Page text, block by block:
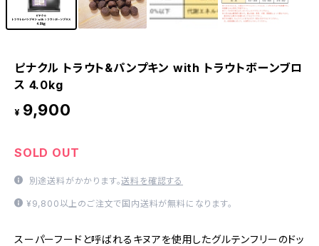
ピナクル トラウト&パンプキン with トラウトボーンブロ
ス 4.0kg
¥ 9,900
SOLD OUT
別途送料がかかります。送料を確認する
¥9,800以上のご注文で国内送料が無料になります。
スーパーフードと呼ばれるキヌアを使用したグルテンフリーのドッ